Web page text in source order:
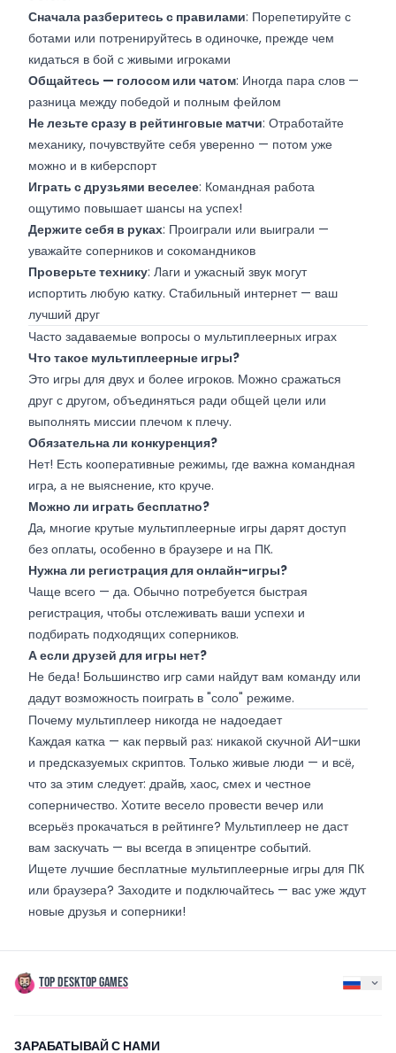
Сначала разберитесь с правилами: Порепетируйте с
ботами или потренируйтесь в одиночке, прежде чем
кидаться в бой с живыми игроками
Общайтесь — голосом или чатом: Иногда пара слов —
разница между победой и полным фейлом
Не лезьте сразу в рейтинговые матчи: Отработайте
механику, почувствуйте себя уверенно — потом уже
можно и в киберспорт
Играть с друзьями веселее: Командная работа
ощутимо повышает шансы на успех!
Держите себя в руках: Проиграли или выиграли —
уважайте соперников и сокомандников
Проверьте технику: Лаги и ужасный звук могут
испортить любую катку. Стабильный интернет — ваш
лучший друг
Часто задаваемые вопросы о мультиплеерных играх
Что такое мультиплеерные игры?
Это игры для двух и более игроков. Можно сражаться
друг с другом, объединяться ради общей цели или
выполнять миссии плечом к плечу.
Обязательна ли конкуренция?
Нет! Есть кооперативные режимы, где важна командная
игра, а не выяснение, кто круче.
Можно ли играть бесплатно?
Да, многие крутые мультиплеерные игры дарят доступ
без оплаты, особенно в браузере и на ПК.
Нужна ли регистрация для онлайн-игры?
Чаще всего — да. Обычно потребуется быстрая
регистрация, чтобы отслеживать ваши успехи и
подбирать подходящих соперников.
А если друзей для игры нет?
Не беда! Большинство игр сами найдут вам команду или
дадут возможность поиграть в "соло" режиме.
Почему мультиплеер никогда не надоедает
Каждая катка — как первый раз: никакой скучной АИ-шки
и предсказуемых скриптов. Только живые люди — и всё,
что за этим следует: драйв, хаос, смех и честное
соперничество. Хотите весело провести вечер или
всерьёз прокачаться в рейтинге? Мультиплеер не даст
вам заскучать — вы всегда в эпицентре событий.
Ищете лучшие бесплатные мультиплеерные игры для ПК
или браузера? Заходите и подключайтесь — вас уже ждут
новые друзья и соперники!
TOP DESKTOP GAMES
ЗАРАБАТЫВАЙ С НАМИ